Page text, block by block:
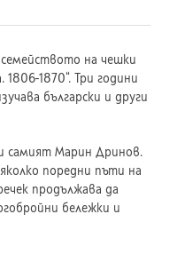
на чешки
1870“. Три години
български и други
самият Марин Дринов.
поредни пъти на
продължава да
бележки и